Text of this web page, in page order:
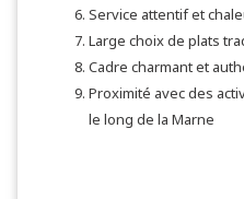
Service attentif et
Large choix de plats
Cadre charmant et
Proximité avec des
le long de la Marne